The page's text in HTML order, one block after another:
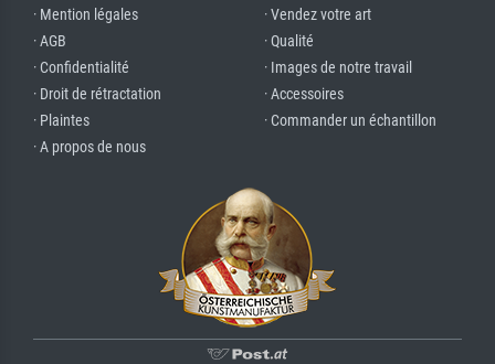
· Mention légales
· AGB
· Confidentialité
· Droit de rétractation
· Plaintes
· A propos de nous
· Vendez votre art
· Qualité
· Images de notre travail
· Accessoires
· Commander un échantillon